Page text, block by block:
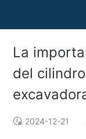
La
del
2024-12-21